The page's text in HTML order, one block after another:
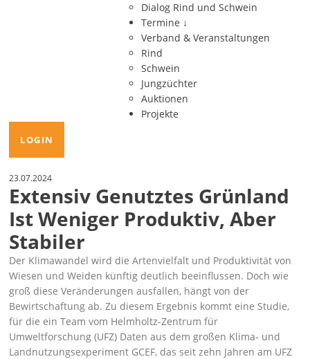
Dialog Rind und Schwein
Termine ↓
Verband & Veranstaltungen
Rind
Schwein
Jungzüchter
Auktionen
Projekte
LOGIN
23.07.2024
Extensiv Genutztes Grünland
Ist Weniger Produktiv, Aber
Stabiler
Der Klimawandel wird die Artenvielfalt und Produktivität von
Wiesen und Weiden künftig deutlich beeinflussen. Doch wie
groß diese Veränderungen ausfallen, hängt von der
Bewirtschaftung ab. Zu diesem Ergebnis kommt eine Studie,
für die ein Team vom Helmholtz-Zentrum für
Umweltforschung (UFZ) Daten aus dem großen Klima- und
Landnutzungsexperiment GCEF, das seit zehn Jahren am UFZ